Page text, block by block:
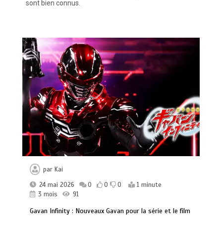
sont bien connus.
par Kai
24 mai 2026
0 0 0
1 minute
3 mois
91
Gavan Infinity : Nouveaux Gavan pour la série et le film